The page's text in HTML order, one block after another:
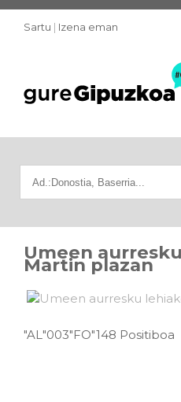
Sartu | Izena eman
Umeen
Martin plazan
"AL"003"FO"148 Positiboa